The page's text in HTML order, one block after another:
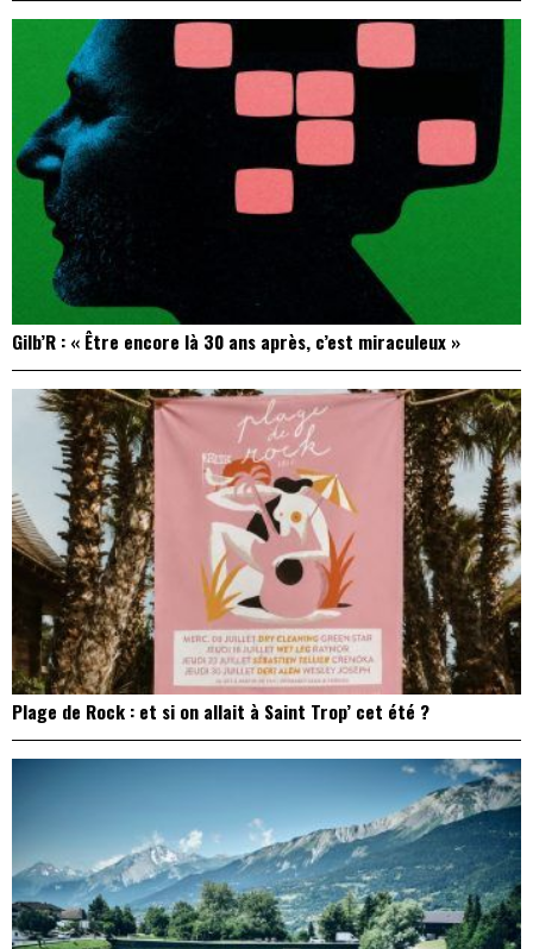
Gilb’R : « Être encore là 30 ans après, c’est miraculeux »
Plage de Rock : et si on allait à Saint Trop’ cet été ?